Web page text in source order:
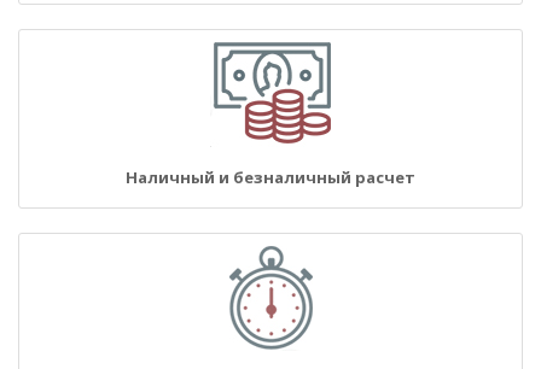
Наличный и безналичный расчет